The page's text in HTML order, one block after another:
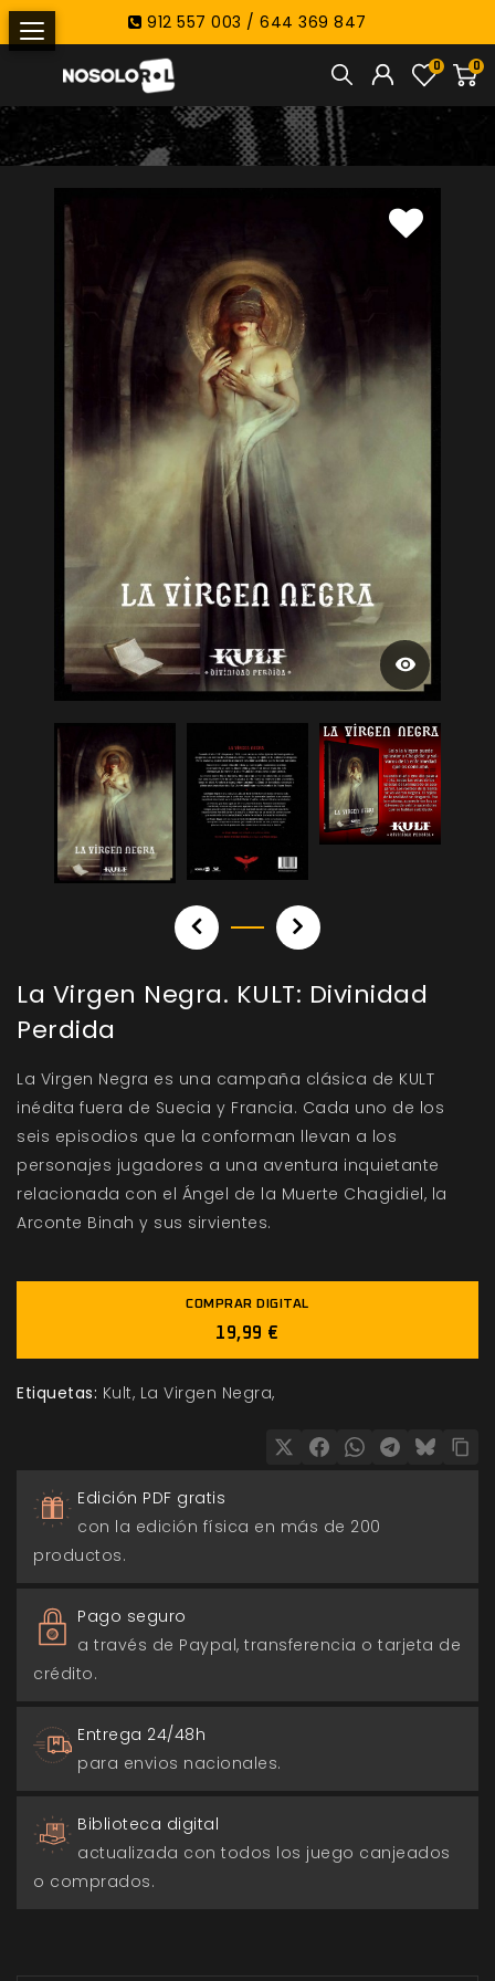
912 557 003 / 644 369 847
0
0
La Virgen Negra. KULT: Divinidad
Perdida
La Virgen Negra es una campaña clásica de KULT
inédita fuera de Suecia y Francia. Cada uno de los
seis episodios que la conforman llevan a los
personajes jugadores a una aventura inquietante
relacionada con el Ángel de la Muerte Chagidiel, la
Arconte Binah y sus sirvientes.
COMPRAR DIGITAL
19,99 €
Etiquetas: Kult La Virgen Negra
Edición PDF gratis
con la edición física en más de 200
productos.
Pago seguro
a través de Paypal, transferencia o tarjeta de
crédito.
Entrega 24/48h
para envios nacionales.
Biblioteca digital
actualizada con todos los juego canjeados
o comprados.